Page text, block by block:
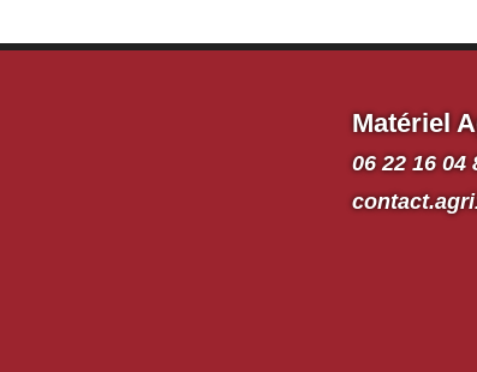
Matériel
06 22 16 04